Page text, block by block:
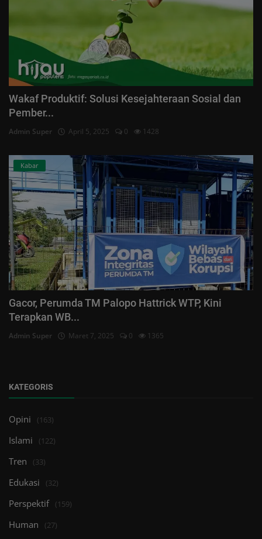
Wakaf Produktif: Solusi Kesejahteraan Sosial dan
Pember...
Admin Super April 5, 2025 0 1428
Kabar
Gacor, Perumda TM Palopo Hattrick WTP, Kini
Terapkan WB...
Admin Super Maret 7, 2025 0 1365
KATEGORIS
Opini (163)
Islami (122)
Tren (33)
Edukasi (32)
Perspektif (159)
Human (27)